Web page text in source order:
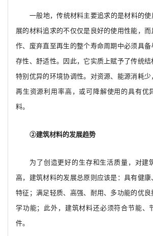
一般地，传统材料主要追求的是材料的
展的材料追求的不仅仅是良好的使用性能，
作、废弃直至再生的整个寿命周期中必须具
存性、舒适性。因此，它实质上赋予了传统
特别优异的环境协调性。对资源、能源消耗少
再生资源利用率高，或可降解使用的具有优
料。
②建筑材料的发展趋势
为了创造更好的生存和生活质量，对建
高，建筑材料的发展总原则应该是：具有健
特征；满足轻质、高强、耐用、多功能的优
学功能；此外，建筑材料还必须符合节能、
件。